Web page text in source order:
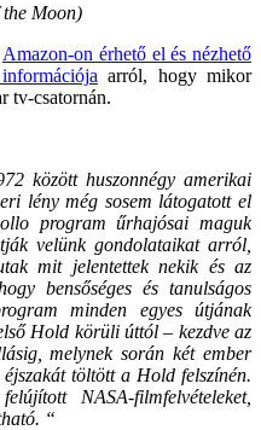
Moon)
Amazon-on érhető el és nézhető
arról, hogy mikor
tv-csatornán.
között huszonnégy amerikai
lény még sosem látogatott el
program űrhajósai maguk
velünk gondolataikat arról,
mit jelentettek nekik és az
bensőséges és tanulságos
minden egyes útjának
Hold körüli úttól – kezdve az
melynek során két ember
töltött a Hold felszínén.
NASA-filmfelvételeket,
“